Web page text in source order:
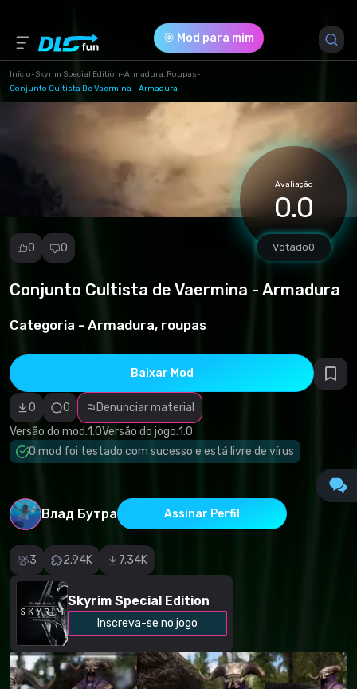
🎯 Mod para mim
Início-Skyrim Special Edition-Armadura, Roupas-
Conjunto Cultista De Vaermina - Armadura
Avaliação
0.0
Votado0
0 0
Conjunto Cultista de Vaermina - Armadura
Categoria - Armadura, roupas
Baixar Mod
0 0
Denunciar material
Versão do mod:1.0Versão do jogo:1.0
O mod foi testado com sucesso e está livre de vírus
Влад Бутра Assinar Perfil
3 2.94K 7.34K
Skyrim Special Edition
Inscreva-se no jogo
Denunciar
incorreta
Software
malicioso/vírus
Conteúdo não
funcional
Descrição
1.0 (8895427361ac3d6d60dd6976f4120d5b.rar)
Download (9.54 Mb)